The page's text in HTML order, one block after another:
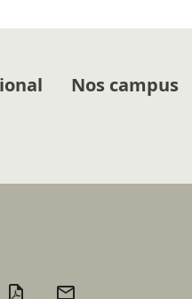
Nos campus
Version